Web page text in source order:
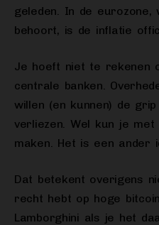
geleden. In de eurozone,
behoort, is de inflatie
Je hoeft niet te rekenen
centrale banken.
willen (en kunnen) de
verliezen. Wel kun je
maken. Het is een ander
Dat betekent overigens
recht hebt op hoge
Lamborghini als je het